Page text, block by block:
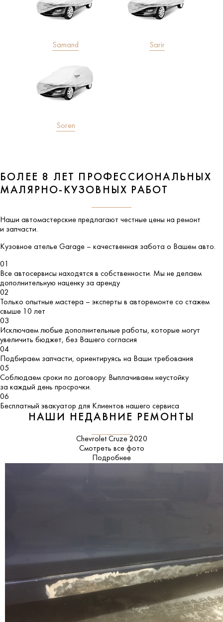
Samand Sarir
Soren
БОЛЕЕ 8 ЛЕТ ПРОФЕССИОНАЛЬНЫХ
МАЛЯРНО-КУЗОВНЫХ РАБОТ
Наши автомастерские предлагают честные цены на ремонт
и запчасти.
Кузовное ателье Garage – качественная забота о Вашем авто.
01
Все автосервисы находятся в собственности. Мы не делаем
дополнительную наценку за аренду
02
Только опытные мастера – эксперты в авторемонте со стажем
свыше 10 лет
03
Исключаем любые дополнительные работы, которые могут
увеличить бюджет, без Вашего согласия
04
Подбираем запчасти, ориентируясь на Ваши требования
05
Соблюдаем сроки по договору. Выплачиваем неустойку
за каждый день просрочки.
06
Бесплатный эвакуатор для Клиентов нашего сервиса
НАШИ НЕДАВНИЕ РЕМОНТЫ
Chevrolet Cruze 2020
Смотреть все фото
Подробнее